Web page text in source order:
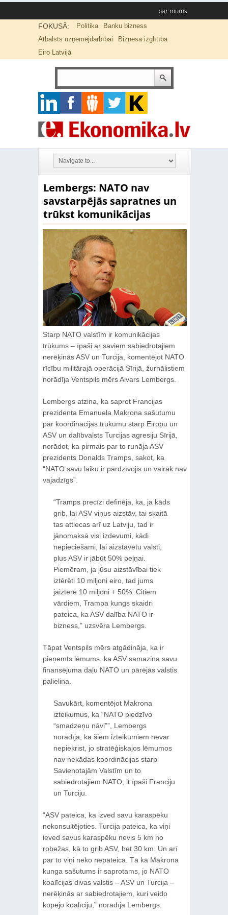
par mums
FOKUSĀ: Politika
Banku bizness
Atbalsts uzņēmējdarbībai
Biznesa izglītība
Eiro Latvijā
Lembergs: NATO nav
savstarpējās sapratnes un
trūkst komunikācijas
Starp NATO valstīm ir komunikācijas
trūkums – īpaši ar saviem sabiedrotajiem
nerēķinās ASV un Turcija, komentējot NATO
rīcību militārajā operācijā Sīrijā, žurnālistiem
norādīja Ventspils mērs Aivars Lembergs.
Lembergs atzina, ka saprot Francijas
prezidenta Emanuela Makrona sašutumu
par koordinācijas trūkumu starp Eiropu un
ASV un dalībvalsts Turcijas agresiju Sīrijā,
norādot, ka pirmais par to runāja ASV
prezidents Donalds Tramps, sakot, ka
“NATO savu laiku ir pārdzīvojis un vairāk nav
vajadzīgs”.
“Tramps precīzi definēja, ka, ja kāds
grib, lai ASV viņus aizstāv, tai skaitā
tas attiecas arī uz Latviju, tad ir
jānomaksā visi izdevumi, kādi
nepieciešami, lai aizstāvētu valsti,
plus ASV ir jābūt 50% peļņai.
Piemēram, ja jūsu aizstāvībai tiek
iztērēti 10 miljoni eiro, tad jums
jāiztērē 10 miljoni + 50%. Citiem
vārdiem, Trampa kungs skaidri
pateica, ka ASV dalība NATO ir
bizness,” uzsvēra Lembergs.
Tāpat Ventspils mērs atgādināja, ka ir
pieņemts lēmums, ka ASV samazina savu
finansējuma daļu NATO un pārējās valstis
palielina.
Savukārt, komentējot Makrona
izteikumus, ka “NATO piedzīvo
“smadzeņu nāvi””, Lembergs
norādīja, ka šiem izteikumiem nevar
nepiekrist, jo stratēģiskajos lēmumos
nav nekādas koordinācijas starp
Savienotajām Valstīm un to
sabiedrotajiem NATO, it īpaši Franciju
un Turciju.
“ASV pateica, ka izved savu karaspēku
nekonsultējoties. Turcija pateica, ka viņi
ieved savus karaspēku nevis 5 km no
robežas, kā to grib ASV, bet 30 km. Un arī
par to viņi neko nepateica. Tā kā Makrona
kunga sašutums ir saprotams, jo NATO
koalīcijas divas valstis – ASV un Turcija –
nerēķinās ar sabiedrotajiem, kuri veido
kopējo koalīciju,” norādīja Lembergs.